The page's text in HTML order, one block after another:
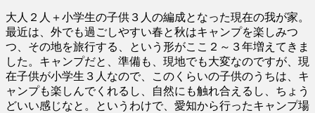
大人２人＋小学生の子供３人の編成となった現在の我が家。
最近は、外でも過ごしやすい春と秋はキャンプを楽しみつ
つ、その地を旅行する、という形がここ２～３年増えてきま
した。キャンプだと、準備も、現地でも大変なのですが、現
在子供が小学生３人なので、このくらいの子供のうちは、キ
ャンプも楽しんでくれるし、自然にも触れ合えるし、ちょう
どいい感じなと。というわけで、愛知から行ったキャンプ場